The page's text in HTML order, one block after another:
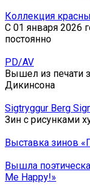
Коллекция
С 01 января 2026
постоянно
PD/AV
Вышел из печати
Дикинсона
Sigtryggur Berg
Зин с рисунками
Выставка зинов
Вышла
Me Happy!»